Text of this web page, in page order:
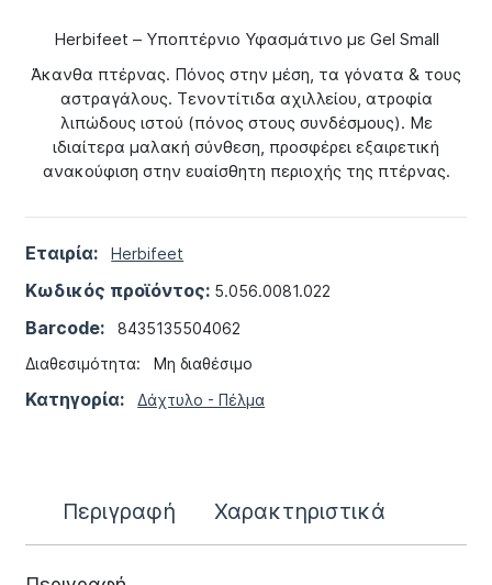
Herbifeet – Υποπτέρνιο Υφασμάτινο με Gel Small
Άκανθα πτέρνας. Πόνος στην μέση, τα γόνατα & τους
αστραγάλους. Τενοντίτιδα αχιλλείου, ατροφία
λιπώδους ιστού (πόνος στους συνδέσμους). Με
ιδιαίτερα μαλακή σύνθεση, προσφέρει εξαιρετική
ανακούφιση στην ευαίσθητη περιοχής της πτέρνας.
Εταιρία: Herbifeet
Κωδικός προϊόντος: 5.056.0081.022
Barcode:
8435135504062
Διαθεσιμότητα:Μη διαθέσιμο
Κατηγορία:Δάχτυλο - Πέλμα
Περιγραφή Χαρακτηριστικά